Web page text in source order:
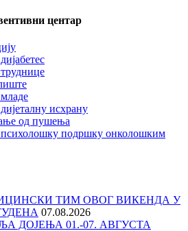
центар
исхрану
од пушења
психолошку подршку онколошким
ТИМ ОВОГ ВИКЕНДА У
07.08.2026
ДОЈЕЊА 01.-07. АВГУСТА